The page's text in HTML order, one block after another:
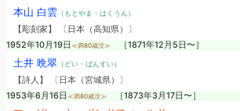
本山 白雲（もとやま・はくうん）
【彫刻家】 〔日本（高知県）〕
1952年10月19日 ≪満80歳没≫ ［1871年12月5日〜］
土井 晩翠（どい・ばんすい）
【詩人】 〔日本（宮城県）〕
1953年6月16日 ≪満80歳没≫ ［1873年3月17日〜］